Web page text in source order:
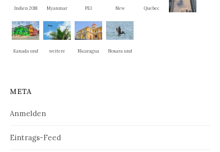
Indien 2018 Myanmar PEI
New
Quebec
Kanada und
weitere
Nicaragua
Nosara und
META
Anmelden
Eintrags-Feed